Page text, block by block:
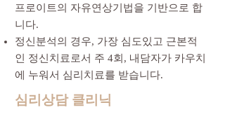
프로이트의 자유연상기법을 기반으로 합
니다.
정신분석의 경우, 가장 심도있고 근본적
인 정신치료로서 주 4회, 내담자가 카우치
에 누워서 심리치료를 받습니다.
​심리상담 클리닉